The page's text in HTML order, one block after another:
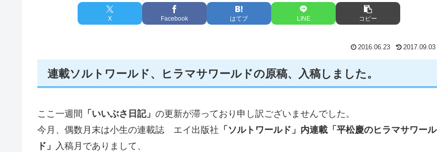
X Facebook はてブ LINE コピー
2016.06.23 2017.09.03
連載ソルトワールド、ヒラマサワールドの原稿、入稿しました。
ここ一週間 「いいぶさ日記」 の更新が滞っており申し訳ございませんでした。
今月、偶数月末は小生の連載誌 エイ出版社 「ソルトワールド」内連載「平松慶のヒラマサワール
ド」 入稿月でありまして、